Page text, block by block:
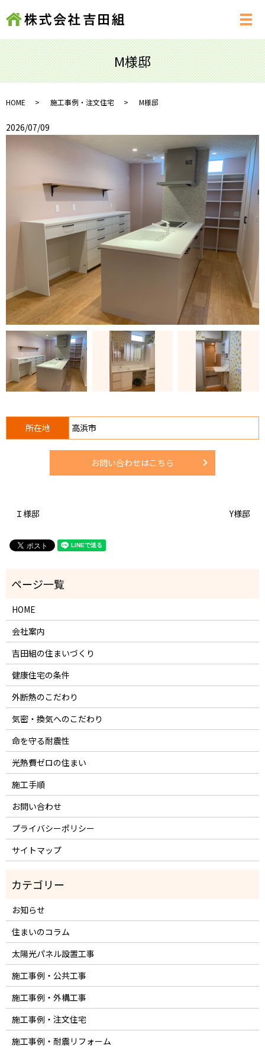
メ
M様邸
HOME 施工事例・注文住宅 M様邸
2026/07/09
所在地 高浜市
お問い合わせはこちら
Ｉ様邸 Y様邸
HOME
会社案内
吉田組の住まいづくり
健康住宅の条件
外断熱のこだわり
気密・換気へのこだわり
命を守る耐震性
光熱費ゼロの住まい
施工手順
お問い合わせ
プライバシーポリシー
サイトマップ
お知らせ
住まいのコラム
太陽光パネル設置工事
施工事例・公共工事
施工事例・外構工事
施工事例・注文住宅
施工事例・耐震リフォーム